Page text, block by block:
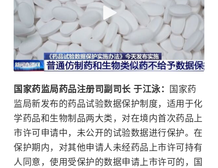
国家药监局药品注册司副司长 于江泳：
国家药
监局新发布的药品试验数据保护制度，适用于化
学药品和生物制品两大类，对在境内首次药品上
市许可申请中，未公开的试验数据进行保护。在
保护期内，对其他申请人未经药品上市许可持有
人同意，使用受保护的数据申请上市许可的，国